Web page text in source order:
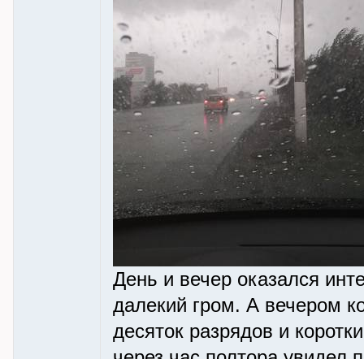
День и вечер оказался
далекий гром. А вечером
десяток разрядов и